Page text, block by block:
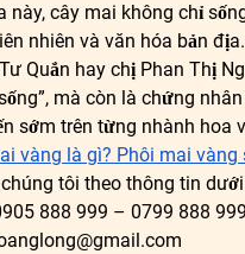
này, cây mai không chỉ
nhiên và văn hóa bản
Quắn hay chị Phan Thị
mà còn là chứng
sớm trên từng nhành hoa
vàng là gì? Phôi mai
tôi theo thông tin
888 999 – 0799 888